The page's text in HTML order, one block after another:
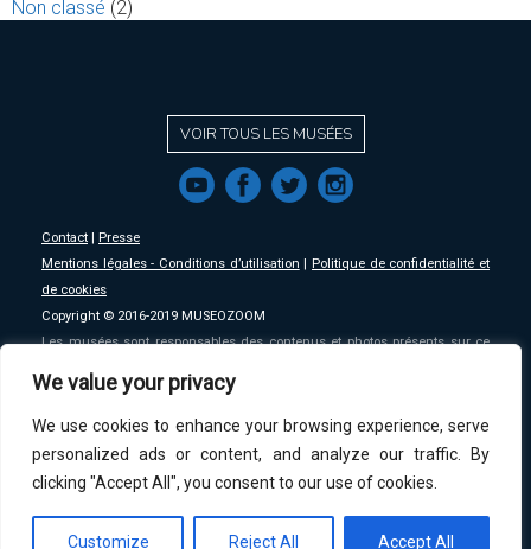
We value your privacy
We use cookies to enhance your browsing experience, serve
personalized ads or content, and analyze our traffic. By
clicking "Accept All", you consent to our use of cookies.
Customize Reject All Accept All
Non classé (2)
VOIR TOUS LES MUSÉES
f a b e
Contact | Presse
Mentions légales - Conditions d’utilisation | Politique de confidentialité et
de cookies
Copyright © 2016-2019 MUSEOZOOM
Les musées sont responsables des contenus et photos présents sur ce
An initative ofMSW.